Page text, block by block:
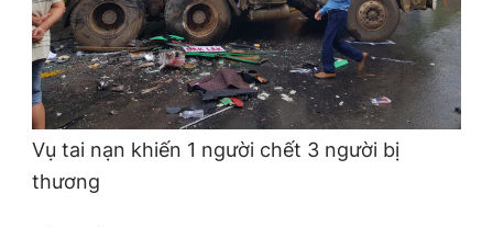
Vụ tai nạn khiến 1 người chết 3 người bị
thương